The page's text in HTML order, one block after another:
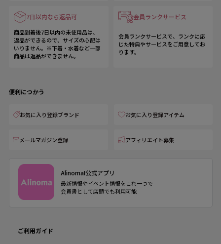
7日以内なら返品可
商品到着後7日以内の未使用品は、
返品ができるので、サイズの心配は
いりません。※下着・水着など一部
商品は返品ができません。
会員ランクサービス
会員ランクサービスで、ランクに応
じた特典やサービスをご用意してお
ります。
便利につかう
お気に入り登録ブランド お気に入り登録アイテム
メールマガジン登録 アフィリエイト募集
AlinomaI公式アプリ
最新情報やイベント情報をこれ一つで
会員書として店頭でも利用可能
ご利用ガイド